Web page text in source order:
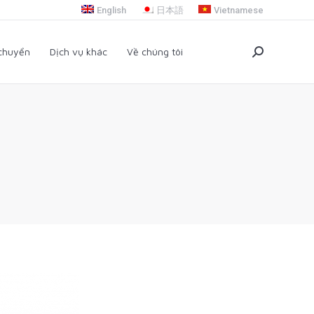
English 日本語 Vietnamese
Dịch vụ khác Về chúng tôi Search:
Dịch vụ khác Về chúng tôi Search: